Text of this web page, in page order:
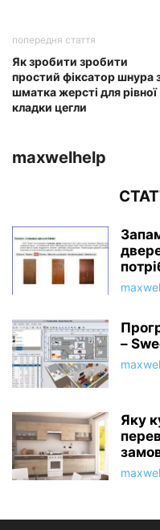
попередня стаття
Як зробити зробити
простий фіксатор шнура
шматка жерсті для рівної
кладки цегли
maxwelhelp
–
Яку